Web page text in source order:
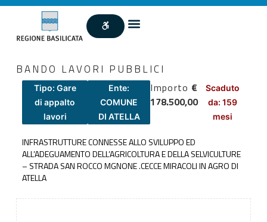
BANDO LAVORI PUBBLICI
Tipo: Gare
di appalto
lavori
Ente:
COMUNE
DI ATELLA
Importo €
178.500,00
Scaduto
da: 159
mesi
INFRASTRUTTURE CONNESSE ALLO SVILUPPO ED
ALL’ADEGUAMENTO DELL’AGRICOLTURA E DELLA SELVICULTURE
– STRADA SAN ROCCO MGNONE .CECCE MIRACOLI IN AGRO DI
ATELLA